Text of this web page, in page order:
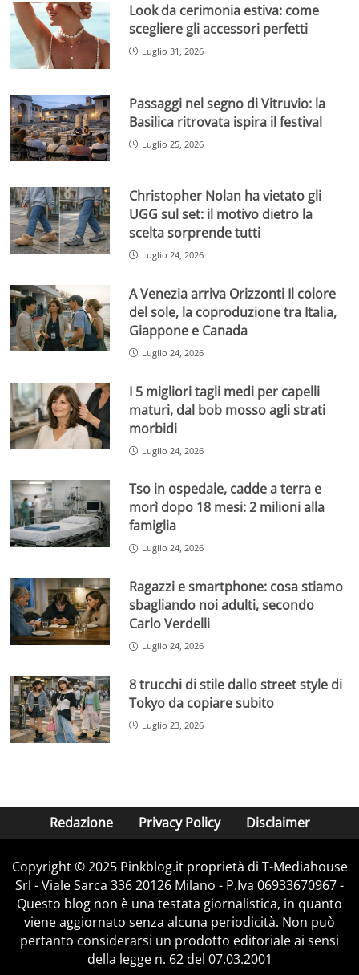
Look da cerimonia estiva: come
scegliere gli accessori perfetti
Luglio 31, 2026
Passaggi nel segno di Vitruvio: la
Basilica ritrovata ispira il festival
Luglio 25, 2026
Christopher Nolan ha vietato gli
UGG sul set: il motivo dietro la
scelta sorprende tutti
Luglio 24, 2026
A Venezia arriva Orizzonti Il colore
del sole, la coproduzione tra Italia,
Giappone e Canada
Luglio 24, 2026
I 5 migliori tagli medi per capelli
maturi, dal bob mosso agli strati
morbidi
Luglio 24, 2026
Tso in ospedale, cadde a terra e
morì dopo 18 mesi: 2 milioni alla
famiglia
Luglio 24, 2026
Ragazzi e smartphone: cosa stiamo
sbagliando noi adulti, secondo
Carlo Verdelli
Luglio 24, 2026
8 trucchi di stile dallo street style di
Tokyo da copiare subito
Luglio 23, 2026
Redazione Privacy Policy Disclaimer
Copyright © 2025 Pinkblog.it proprietà di T-Mediahouse
Srl - Viale Sarca 336 20126 Milano - P.Iva 06933670967 -
Questo blog non è una testata giornalistica, in quanto
viene aggiornato senza alcuna periodicità. Non può
pertanto considerarsi un prodotto editoriale ai sensi
della legge n. 62 del 07.03.2001